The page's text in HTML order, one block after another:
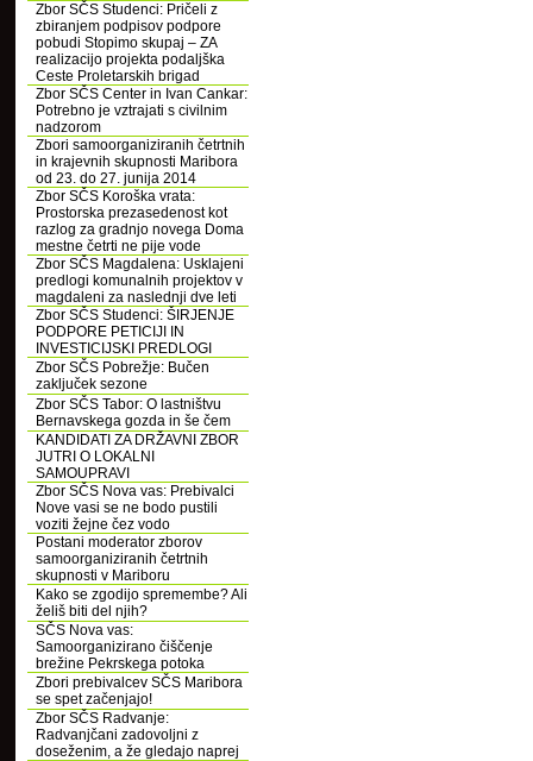
Zbor SČS Studenci: Pričeli z
zbiranjem podpisov podpore
pobudi Stopimo skupaj – ZA
realizacijo projekta podaljška
Ceste Proletarskih brigad
Zbor SČS Center in Ivan Cankar:
Potrebno je vztrajati s civilnim
nadzorom
Zbori samoorganiziranih četrtnih
in krajevnih skupnosti Maribora
od 23. do 27. junija 2014
Zbor SČS Koroška vrata:
Prostorska prezasedenost kot
razlog za gradnjo novega Doma
mestne četrti ne pije vode
Zbor SČS Magdalena: Usklajeni
predlogi komunalnih projektov v
magdaleni za naslednji dve leti
Zbor SČS Studenci: ŠIRJENJE
PODPORE PETICIJI IN
INVESTICIJSKI PREDLOGI
Zbor SČS Pobrežje: Bučen
zaključek sezone
Zbor SČS Tabor: O lastništvu
Bernavskega gozda in še čem
KANDIDATI ZA DRŽAVNI ZBOR
JUTRI O LOKALNI
SAMOUPRAVI
Zbor SČS Nova vas: Prebivalci
Nove vasi se ne bodo pustili
voziti žejne čez vodo
Postani moderator zborov
samoorganiziranih četrtnih
skupnosti v Mariboru
Kako se zgodijo spremembe? Ali
želiš biti del njih?
SČS Nova vas:
Samoorganizirano čiščenje
brežine Pekrskega potoka
Zbori prebivalcev SČS Maribora
se spet začenjajo!
Zbor SČS Radvanje:
Radvanjčani zadovoljni z
doseženim, a že gledajo naprej